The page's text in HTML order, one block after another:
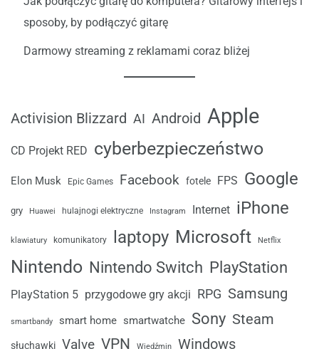
sposoby, by podłączyć gitarę
Darmowy streaming z reklamami coraz bliżej
Activision Blizzard AI Android Apple
CD Projekt RED cyberbezpieczeństwo
Elon Musk Epic Games Facebook fotele FPS Google
gry Huawei hulajnogi elektryczne Instagram Internet iPhone
klawiatury komunikatory laptopy Microsoft Netflix
Nintendo Nintendo Switch PlayStation
PlayStation 5 przygodowe gry akcji RPG Samsung
smartbandy smart home smartwatche Sony Steam
słuchawki Valve VPN Wiedźmin Windows